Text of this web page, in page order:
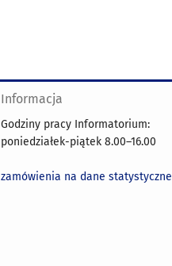
Informacja
Godziny pracy Informatorium:
poniedziałek-piątek 8.00–16.00
zamówienia na dane statystyczne